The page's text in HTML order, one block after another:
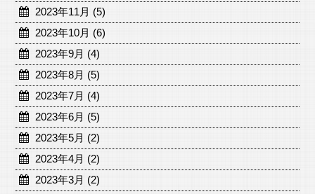
2023年11月 (5)
2023年10月 (6)
2023年9月 (4)
2023年8月 (5)
2023年7月 (4)
2023年6月 (5)
2023年5月 (2)
2023年4月 (2)
2023年3月 (2)